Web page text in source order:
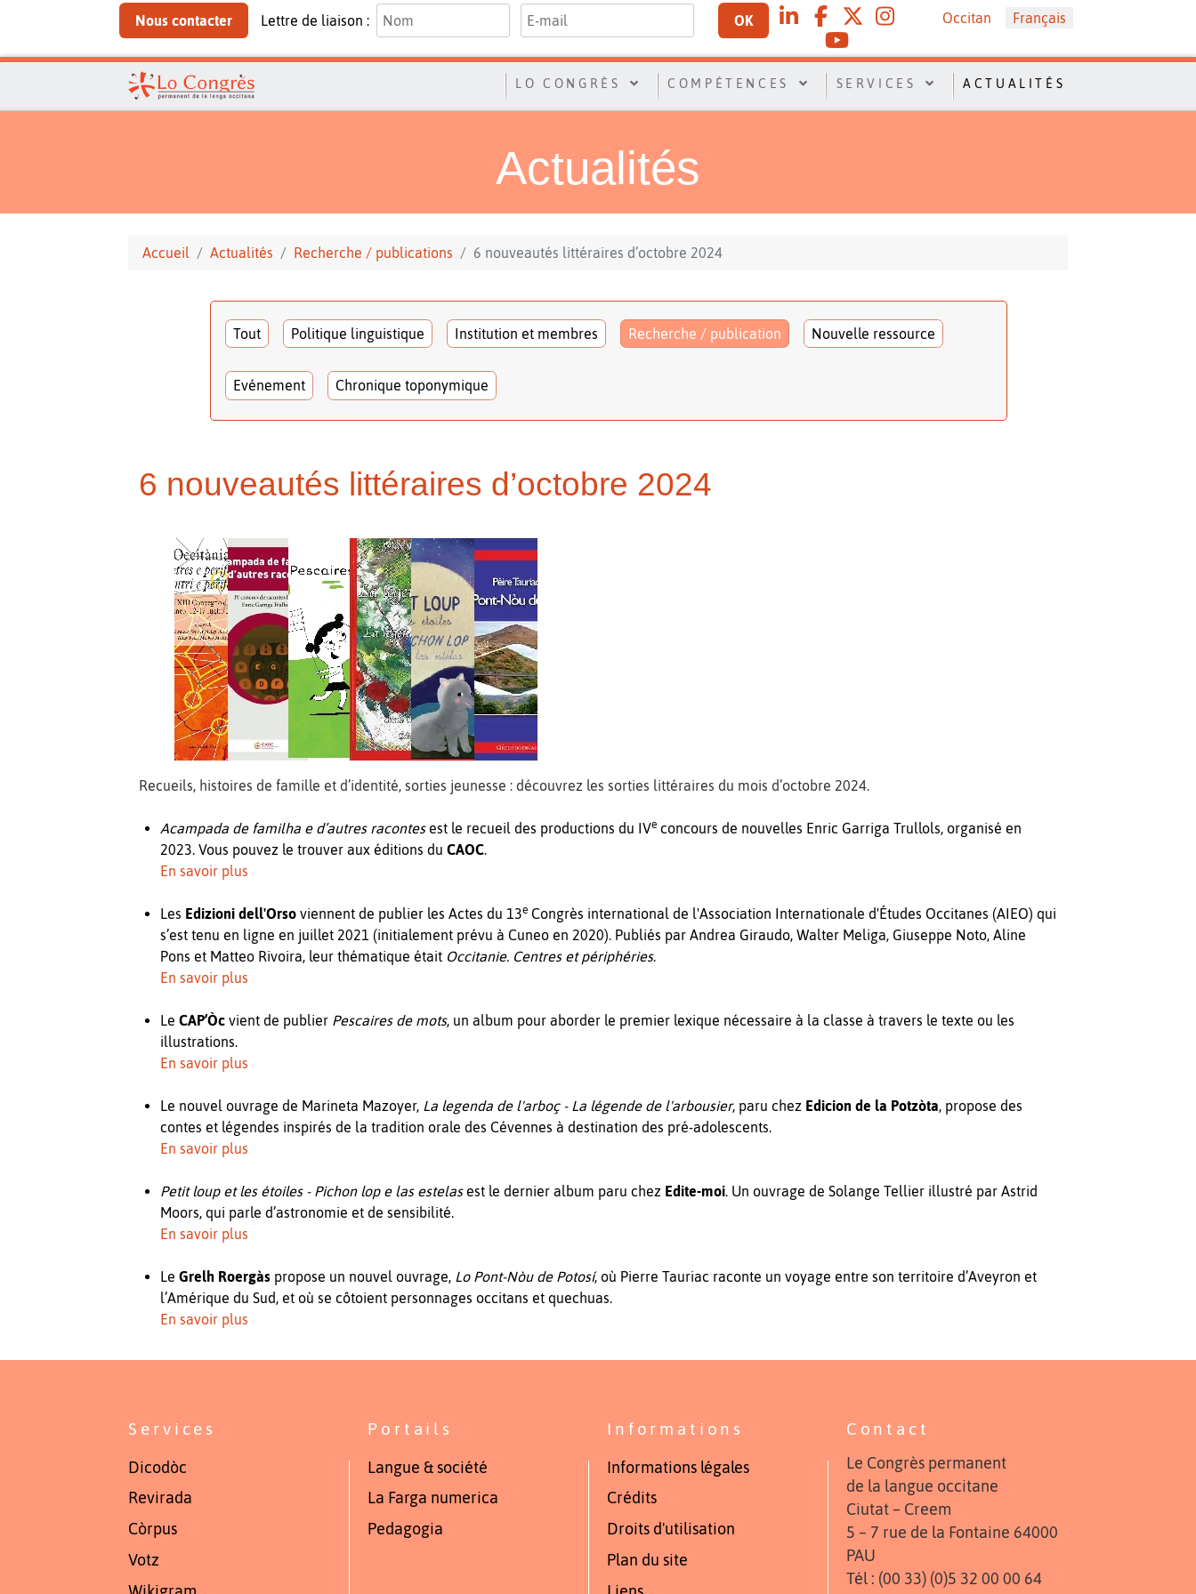
Nous contacter Lettre de liaison : OK Sélectionnez votre langue
Occitan Français
LO CONGRÈS COMPÉTENCES SERVICES ACTUALITÉS
Actualités
Accueil Actualités Recherche / publications 6 nouveautés littéraires d’octobre 2024
Tout Politique linguistique Institution et membres Recherche / publication Nouvelle ressource
Evénement Chronique toponymique
6 nouveautés littéraires d’octobre 2024
Recueils, histoires de famille et d’identité, sorties jeunesse : découvrez les sorties littéraires du mois d’octobre 2024.
Acampada de familha e d’autres racontesest le recueil des productions du IVe concours de nouvelles Enric Garriga Trullols, organisé en
2023. Vous pouvez le trouver aux éditions duCAOC
En savoir plus
Les Edizioni dell'Orso viennent de publier les Actes du 13e Congrès international de l'Association Internationale d'Études Occitanes (AIEO) qui
s’est tenu en ligne en juillet 2021 (initialement prévu à Cuneo en 2020). Publiés par Andrea Giraudo, Walter Meliga, Giuseppe Noto, Aline
Pons et Matteo Rivoira, leur thématique était Occitanie. Centres et périphéries.
En savoir plus
Le CAP’Òc vient de publier Pescaires de mots, un album pour aborder le premier lexique nécessaire à la classe à travers le texte ou les
illustrations.
En savoir plus
Le nouvel ouvrage de Marineta Mazoyer, La legenda de l'arboç - La légende de l'arbousier, paru chez Edicion de la Potzòta , propose des
contes et légendes inspirés de la tradition orale des Cévennes à destination des pré-adolescents.
En savoir plus
Petit loup et les étoiles - Pichon lop e las estelasest le dernier album paru chez Edite-moi . Un ouvrage de Solange Tellier illustré par Astrid
Moors, qui parle d’astronomie et de sensibilité.
En savoir plus
Le Grelh Roergàs propose un nouvel ouvrage, Lo Pont-Nòu de Potosí, où Pierre Tauriac raconte un voyage entre son territoire d’Aveyron et
l’Amérique du Sud, et où se côtoient personnages occitans et quechuas.
En savoir plus
Services
Dicodòc
Revirada
Còrpus
Votz
Portails
Langue & société
La Farga numerica
Pedagogia
Informations
Informations légales
Crédits
Droits d'utilisation
Plan du site
Contact
Le Congrès permanent
de la langue occitane
Ciutat – Creem
5 – 7 rue de la Fontaine 64000
PAU
Tél : (00 33) (0)5 32 00 00 64